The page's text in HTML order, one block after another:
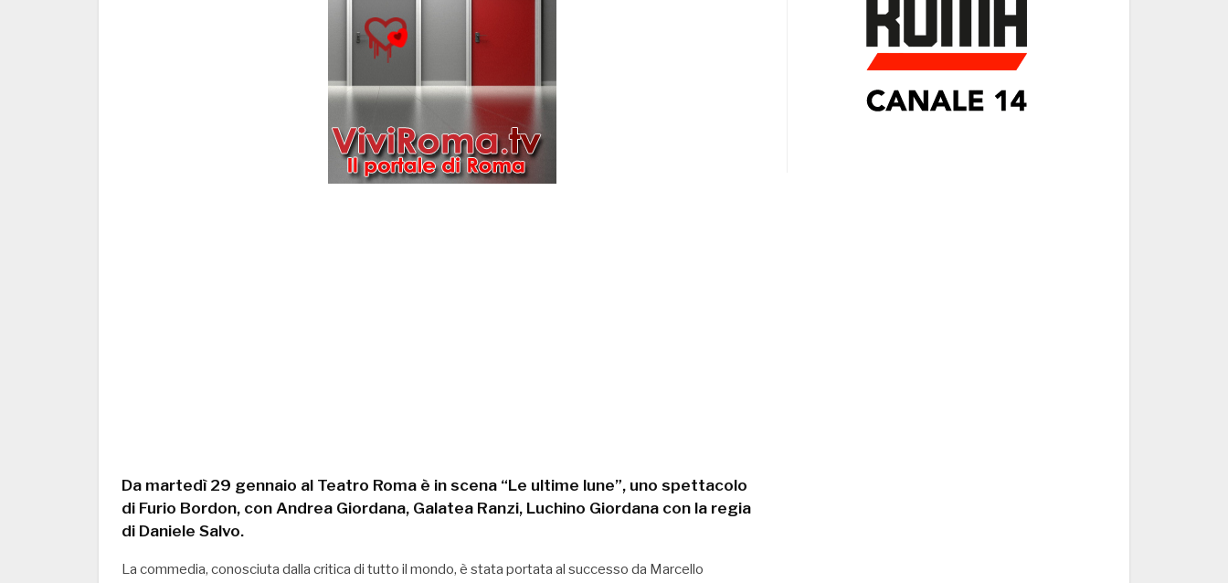
Da martedì 29 gennaio al Teatro Roma è in scena “Le ultime lune”, uno spettacolo
di Furio Bordon, con Andrea Giordana, Galatea Ranzi, Luchino Giordana con la regia
di Daniele Salvo.
La commedia, conosciuta dalla critica di tutto il mondo, è stata portata al successo da Marcello